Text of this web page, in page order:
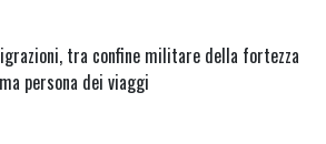
tra confine militare della fortezza
persona dei viaggi